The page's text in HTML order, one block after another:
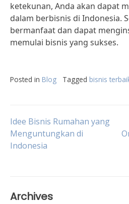
ketekunan, Anda akan dapat
dalam berbisnis di Indonesia.
bermanfaat dan dapat
memulai bisnis yang sukses.
Posted in Blog Tagged bisnis
Post
navigation
Idee Bisnis Rumahan yang
Menguntungkan di
Indonesia
Archives